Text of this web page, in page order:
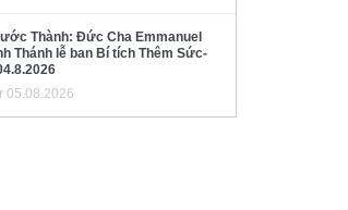
Thành: Đức Cha Emmanuel
Thánh lễ ban Bí tích Thêm Sức-
05.08.2026